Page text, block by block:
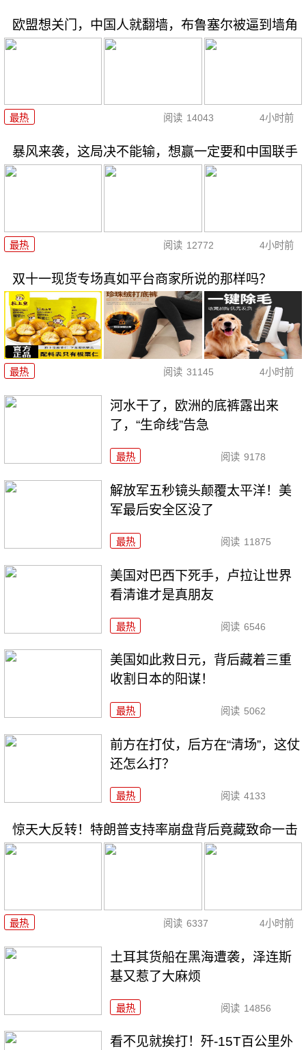
欧盟想关门，中国人就翻墙，布鲁塞尔被逼到墙角
最热 阅读 14043 4小时前
暴风来袭，这局决不能输，想赢一定要和中国联手
最热 阅读 12772 4小时前
双十一现货专场真如平台商家所说的那样吗？
最热 阅读 31145 4小时前
河水干了，欧洲的底裤露出来
了，“生命线”告急
最热 阅读 9178
解放军五秒镜头颠覆太平洋！美
军最后安全区没了
最热 阅读 11875
美国对巴西下死手，卢拉让世界
看清谁才是真朋友
最热 阅读 6546
美国如此救日元，背后藏着三重
收割日本的阳谋！
最热 阅读 5062
前方在打仗，后方在“清场”，这仗
还怎么打？
最热 阅读 4133
惊天大反转！特朗普支持率崩盘背后竟藏致命一击
最热 阅读 6337 4小时前
土耳其货船在黑海遭袭，泽连斯
基又惹了大麻烦
最热 阅读 14856
看不见就挨打！歼-15T百公里外